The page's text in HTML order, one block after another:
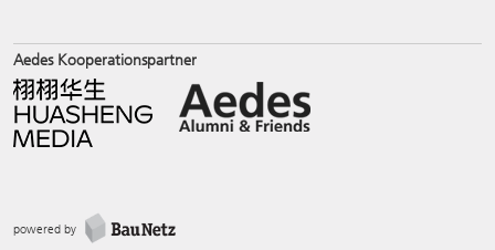
Aedes Kooperationspartner
powered by